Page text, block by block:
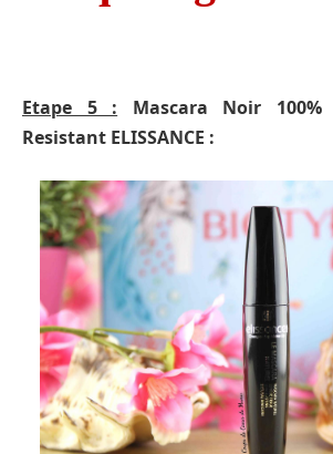
Etape 5 : Mascara Noir
Resistant ELISSANCE :